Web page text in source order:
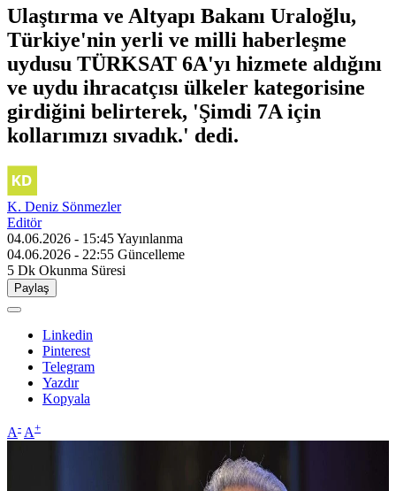
Ulaştırma ve Altyapı Bakanı Uraloğlu,
Türkiye'nin yerli ve milli haberleşme
uydusu TÜRKSAT 6A'yı hizmete aldığını
ve uydu ihracatçısı ülkeler kategorisine
girdiğini belirterek, 'Şimdi 7A için
kollarımızı sıvadık.' dedi.
K. Deniz Sönmezler
Editör
04.06.2026 - 15:45Yayınlanma
04.06.2026 - 22:55 Güncelleme
5 Dk Okunma Süresi
Paylaş
Linkedin
Pinterest
Telegram
Yazdır
Kopyala
A- A+